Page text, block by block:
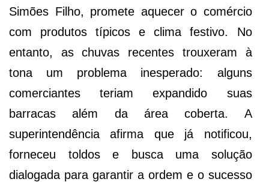
Simões Filho, promete aquecer o comércio
com produtos típicos e clima festivo. No
entanto, as chuvas recentes trouxeram à
tona um problema inesperado: alguns
comerciantes teriam expandido suas
barracas além da área coberta. A
superintendência afirma que já notificou,
forneceu toldos e busca uma solução
dialogada para garantir a ordem e o sucesso